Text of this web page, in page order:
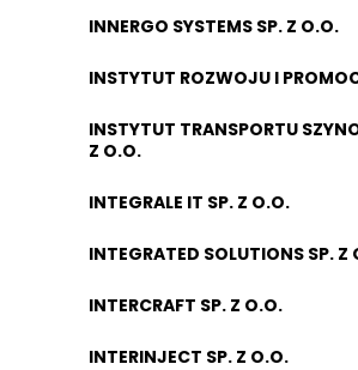
INNERGO SYSTEMS SP. Z O.O.
INSTYTUT ROZWOJU I
INSTYTUT TRANSPORTU
Z O.O.
INTEGRALE IT SP. Z O.O.
INTEGRATED SOLUTIONS SP. Z
INTERCRAFT SP. Z O.O.
INTERINJECT SP. Z O.O.